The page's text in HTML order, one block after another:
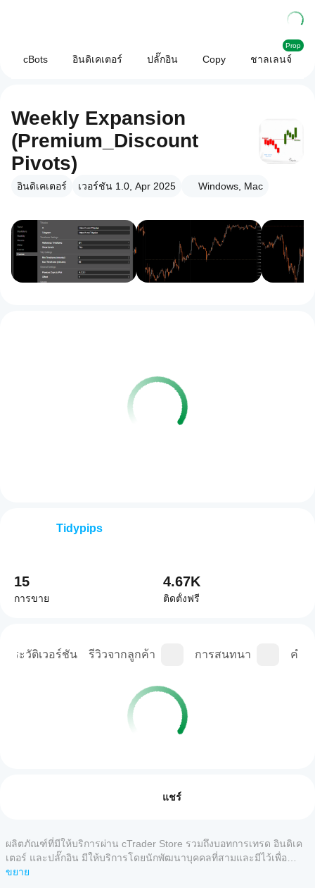
cBots อินดิเคเตอร์ ปลั๊กอิน Copy ชาลเลนจ์
Prop
Weekly Expansion
(Premium_Discount
Pivots)
อินดิเคเตอร์ เวอร์ชัน 1.0, Apr 2025 Windows, Mac
ประวัติเวอร์ชัน รีวิวจากลูกค้า การสนทนา คำถ
รีวิวจากลูกค้า
หลังจาก
ติดตั้ง
เพิ่มอินส
แอป
cTrader
แชร์
ผลิตภัณฑ์ที่มีให้บริการผ่าน cTrader Store รวมถึงบอทการเทรด อินดิเค
เตอร์ และปลั๊กอิน มีให้บริการโดยนักพัฒนาบุคคลที่สามและมีไว้เพื่อ
วัตถุประสงค์ในการเข้าถึงข้อมูลและทางเทคนิคเท่านั้น cTrader Store
ขยาย
Tidypips
15
การขาย
4.67K
ติดตั้งฟรี